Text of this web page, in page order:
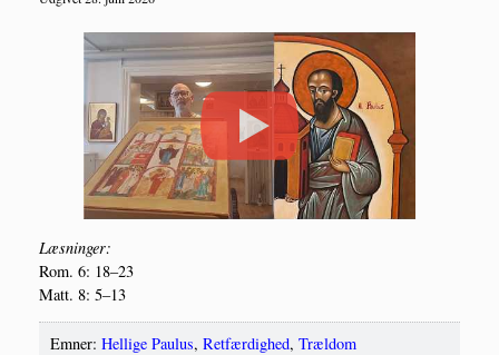
Læs­nin­ger:
Rom. 6: 18–23
Matt. 8: 5–13
Emner: Hellige Paulus, Retfærdighed, Trældom